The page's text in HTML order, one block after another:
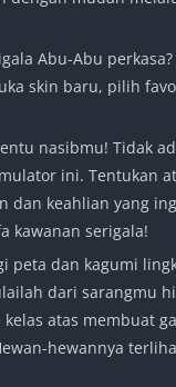
Abu-Abu
skin baru, pilih
nasibmu! Tidak
ini. Tentukan
dan keahlian yang
kawanan serigala!
peta dan kagumi
dari sarangmu
atas membuat
hewannya